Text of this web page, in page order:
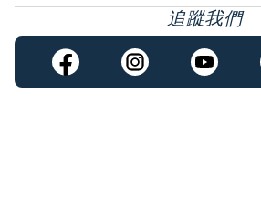
追蹤我們